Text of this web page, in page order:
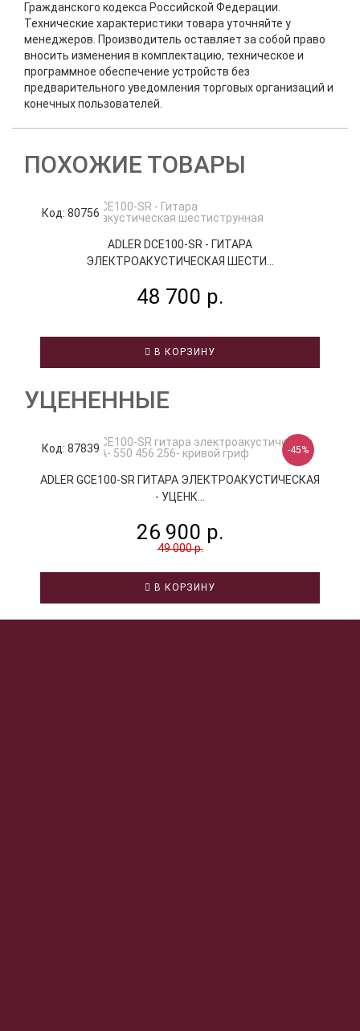
Гражданского кодекса Российской Федерации.
Технические характеристики товара уточняйте у
менеджеров. Производитель оставляет за собой право
вносить изменения в комплектацию, техническое и
программное обеспечение устройств без
предварительного уведомления торговых организаций и
конечных пользователей.
ПОХОЖИЕ ТОВАРЫ
Код: 80756
ADLER DCE100-SR - ГИТАРА
ЭЛЕКТРОАКУСТИЧЕСКАЯ ШЕСТИ...
48 700 р.
В КОРЗИНУ
УЦЕНЕННЫЕ
Код: 87839 -45%
ADLER GCE100-SR ГИТАРА ЭЛЕКТРОАКУСТИЧЕСКАЯ
- УЦЕНК...
26 900 р.
49 000 р.
В КОРЗИНУ